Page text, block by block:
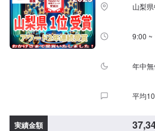
山梨
9:00 ~
年中無
平均
実績金額